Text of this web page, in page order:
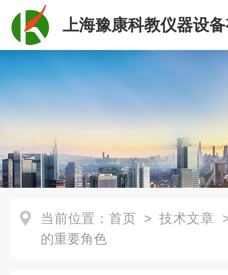
上海豫康科教仪器设
司
当前位置： 首页 > 技术文章
的重要角色